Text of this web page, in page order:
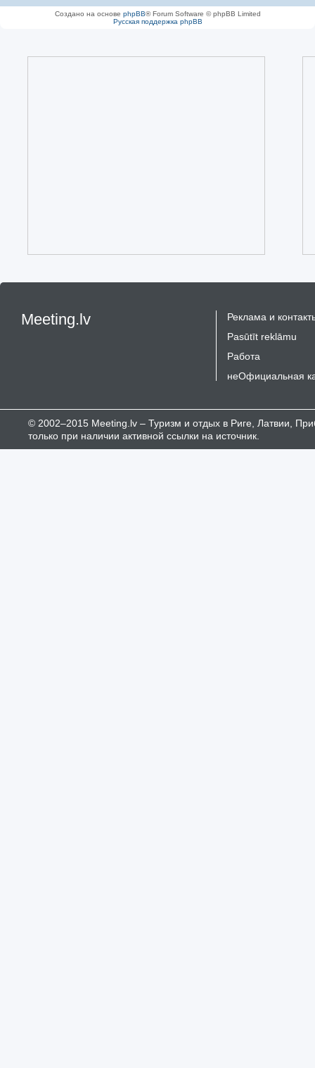
Создано на основе phpBB® Forum Software © phpBB Limited
Русская поддержка phpBB
Meeting.lv
Реклама и
Pasūtīt reklāmu
Работа
неОфициальная
© 2002–2015 Meeting.lv – Туризм и отдых в Риге, Латвии,
только при наличии активной ссылки на источник.